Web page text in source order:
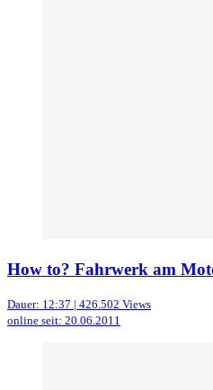
How to? Fahrwerk am
Dauer: 12:37 | 426.502 Views
online seit: 20.06.2011